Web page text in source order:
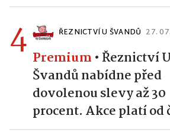
4 ŘEZNICTVÍ U ŠVANDŮ 27.
Premium •Řeznictví
Švandů nabídne před
dovolenou slevy až 30
procent. Akce platí